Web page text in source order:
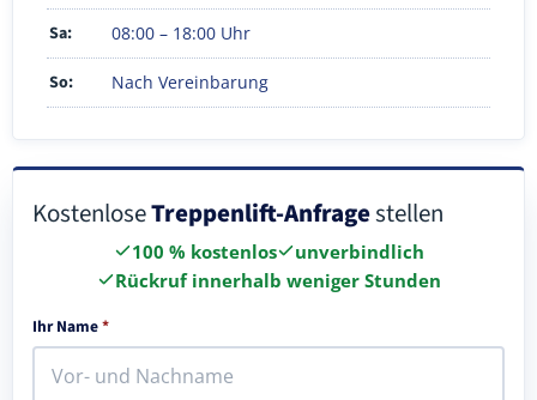
Sa: 08:00 – 18:00 Uhr
So: Nach Vereinbarung
KostenloseTreppenlift-Anfragestellen
100 % kostenlos
unverbindlich
Rückruf innerhalb weniger Stunden
Ihr Name*